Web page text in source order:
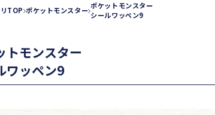
TOP ポケットモンスター ポケットモンスター
シールワッペン9
トモンスター
ワッペン9